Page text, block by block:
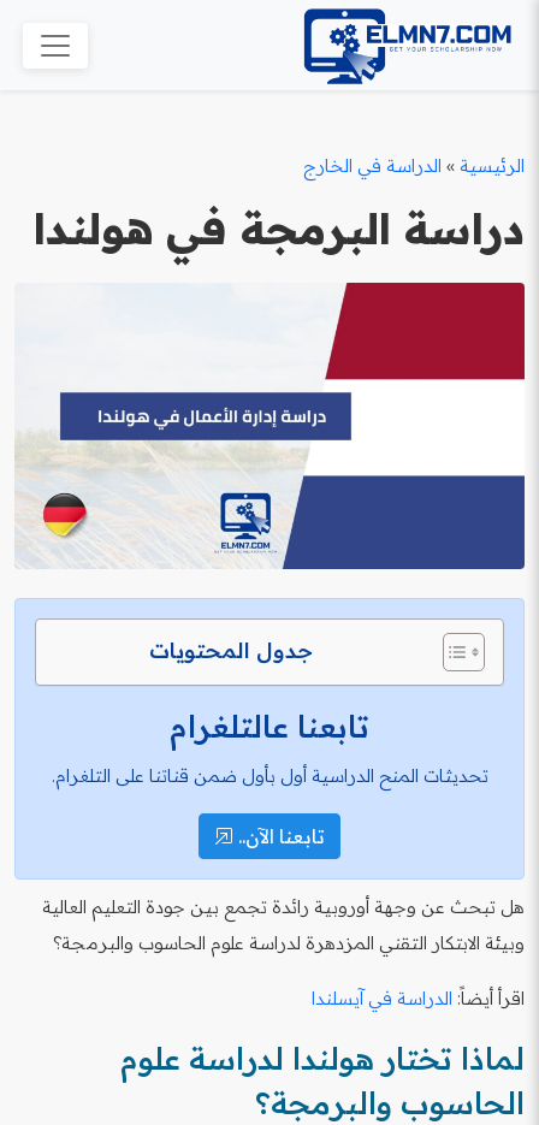
الرئيسية » الدراسة في الخارج
دراسة البرمجة في هولندا
جدول المحتويات
تابعنا عالتلغرام
تحديثات المنح الدراسية أول بأول ضمن قناتنا على التلغرام.
تابعنا الآن..
هل تبحث عن وجهة أوروبية رائدة تجمع بين جودة التعليم العالية
وبيئة الابتكار التقني المزدهرة لدراسة علوم الحاسوب والبرمجة؟
اقرأ أيضاً: الدراسة في آيسلندا
لماذا تختار هولندا لدراسة علوم
الحاسوب والبرمجة؟